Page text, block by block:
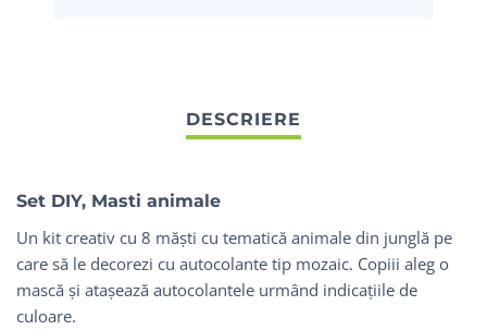
Set DIY, Masti animale
Un kit creativ cu 8 măști cu tematică animale din junglă pe
care să le decorezi cu autocolante tip mozaic. Copiii aleg o
mască și atașează autocolantele urmând indicațiile de
culoare.